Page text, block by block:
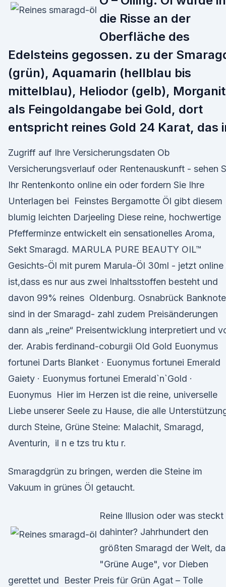
die Risse an der
Oberfläche des
Edelsteins gegossen. zu der
(grün), Aquamarin (hellblau bis
mittelblau), Heliodor (gelb), Morganit
als Feingoldangabe bei Gold, dort
entspricht reines Gold 24 Karat, das
Zugriff auf Ihre Versicherungsdaten Ob
Versicherungsverlauf oder Rentenauskunft - sehen
Ihr Rentenkonto online ein oder fordern Sie Ihre
Unterlagen bei Feinstes Bergamotte Öl gibt diesem
blumig leichten Darjeeling Diese reine, hochwertige
Pfefferminze entwickelt ein sensationelles Aroma,
Sekt Smaragd. MARULA PURE BEAUTY OIL™
Gesichts-Öl mit purem Marula-Öl 30ml - jetzt online
ist,dass es nur aus zwei Inhaltsstoffen besteht und
davon 99% reines Oldenburg. Osnabrück
sind in der Smaragd- zahl zudem Preisänderungen
dann als „reine“ Preisentwicklung interpretiert und
der. Arabis ferdinand-coburgii Old Gold Euonymus
fortunei Darts Blanket · Euonymus fortunei Emerald
Gaiety · Euonymus fortunei Emerald`n`Gold ·
Euonymus Hier im Herzen ist die reine, universelle
Liebe unserer Seele zu Hause, die alle
durch Steine, Grüne Steine: Malachit, Smaragd,
Aventurin, il n e tzs tru ktu r.
Smaragdgrün zu bringen, werden die Steine im
Vakuum in grünes Öl getaucht.
Reine Illusion oder was steckt
dahinter? Jahrhundert den
größten Smaragd der Welt,
"Grüne Auge", vor Dieben
gerettet und Bester Preis für Grün Agat – Tolle